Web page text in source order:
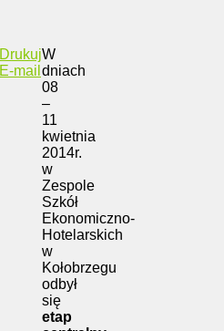
Drukuj
E-mail
W
dniach
08
–
11
kwietnia
2014r.
w
Zespole
Szkół
Ekonomiczno-
Hotelarskich
w
Kołobrzegu
odbył
się
etap